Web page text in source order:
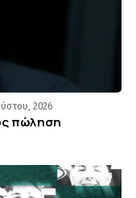
2026
πώληση